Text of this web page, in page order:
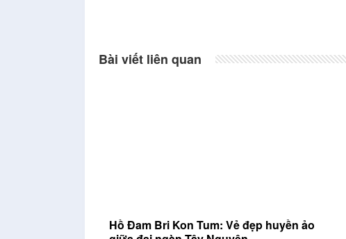
Bài viết liên quan
Hồ Đam Bri Kon Tum: Vẻ đẹp huyền ảo